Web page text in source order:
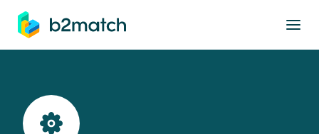
springen